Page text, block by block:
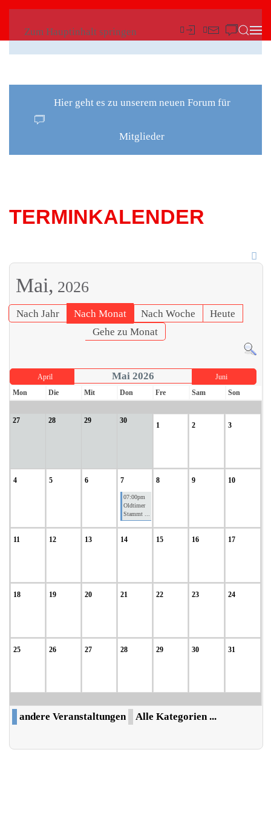
Zum Hauptinhalt springen
Hier geht es zu unserem neuen Forum für
Mitglieder
TERMINKALENDER
Mai, 2026
Nach Jahr Nach Monat Nach Woche
Heute
Gehe zu Monat
April Mai 2026
Juni
Mon
Die Mit Don Fre Sam Son
27 28 29 30
1 2 3
4 5 6 7
07:00pm
Oldtimer
Stammt ...
8 9 10
11 12 13 14 15 16 17
18 19 20 21 22 23 24
25 26 27 28 29 30 31
andere Veranstaltungen Alle Kategorien ...